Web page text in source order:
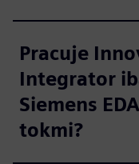
Pracuje
Integrator
Siemens
tokmi?